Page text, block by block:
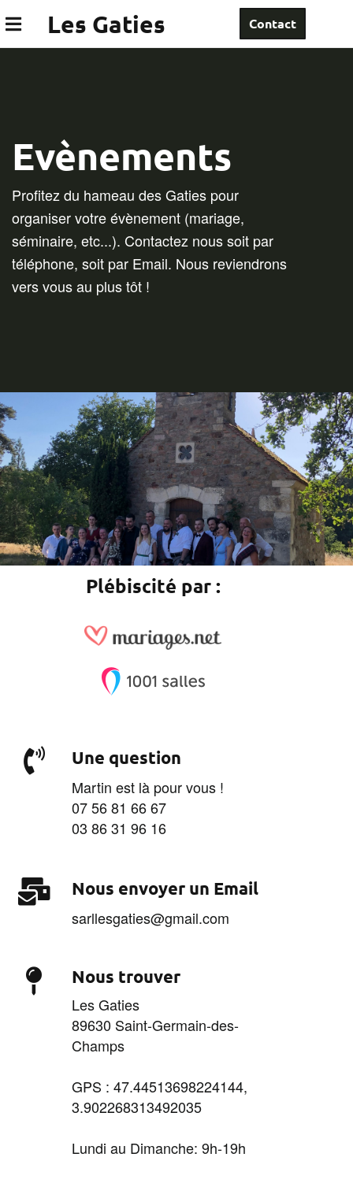
Les Gaties Contact
Evènements
Profitez du hameau des Gaties pour
organiser votre évènement (mariage,
séminaire, etc...). Contactez nous soit par
téléphone, soit par Email. Nous reviendrons
Plébiscité par :
Une question
07 56 81 66 67
03 86 31 96 16
Nous envoyer un Email
sarllesgaties@gmail.com
Nous trouver
Les Gaties
89630 Saint-Germain-des-
Champs
GPS : 47.44513698224144,
3.902268313492035
Lundi au Dimanche: 9h-19h